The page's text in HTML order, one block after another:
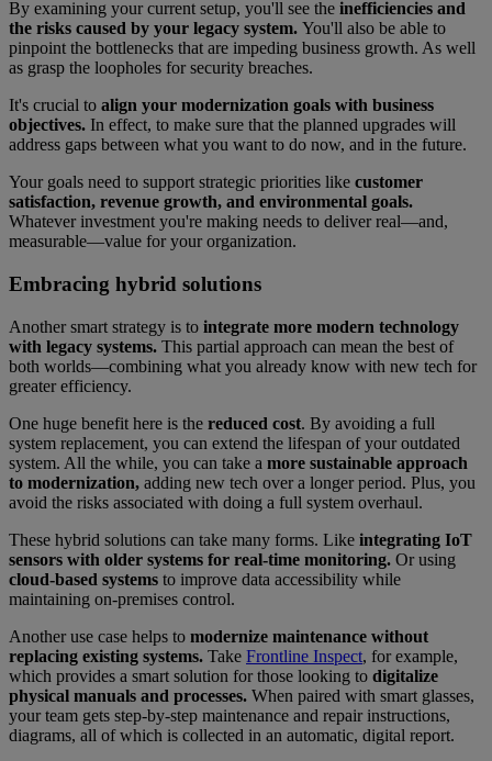
By examining your current setup, you'll see the inefficiencies and
the risks caused by your legacy system. You'll also be able to
pinpoint the bottlenecks that are impeding business growth. As well
as grasp the loopholes for security breaches.
It's crucial to align your modernization goals with business
objectives. In effect, to make sure that the planned upgrades will
address gaps between what you want to do now, and in the future.
Your goals need to support strategic priorities like customer
satisfaction, revenue growth, and environmental goals.
Whatever investment you're making needs to deliver real—and,
measurable—value for your organization.
Embracing hybrid solutions
Another smart strategy is to integrate more modern technology
with legacy systems. This partial approach can mean the best of
both worlds—combining what you already know with new tech for
greater efficiency.
One huge benefit here is the reduced cost. By avoiding a full
system replacement, you can extend the lifespan of your outdated
system. All the while, you can take a more sustainable approach
to modernization, adding new tech over a longer period. Plus, you
avoid the risks associated with doing a full system overhaul.
These hybrid solutions can take many forms. Like integrating IoT
sensors with older systems for real-time monitoring. Or using
cloud-based systems to improve data accessibility while
maintaining on-premises control.
Another use case helps to modernize maintenance without
replacing existing systems. Take Frontline Inspect, for example,
which provides a smart solution for those looking to digitalize
physical manuals and processes. When paired with smart glasses,
your team gets step-by-step maintenance and repair instructions,
diagrams, all of which is collected in an automatic, digital report.